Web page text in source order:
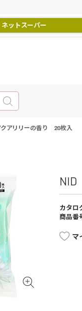
ネットスーパー
アリリーの香り 20枚入
カタロ
商品番
マ